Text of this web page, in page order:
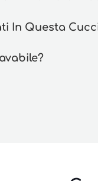
In Questa